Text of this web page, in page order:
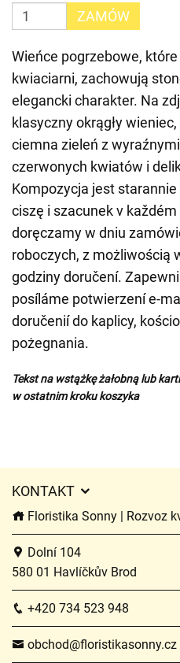
ZAMÓW
Wieńce pogrzebowe,
kwiaciarni, zachowują
elegancki charakter. Na
klasyczny okrągły
ciemna zieleń z
czerwonych kwiatów i
Kompozycja jest starannie
ciszę i szacunek v
doręczamy w dniu
roboczych, z możliwością
godziny doručení.
posíláme potwierzení e-
doručenií do kaplicy,
pożegnania.
Tekst na wstążkę żałobną lub
w ostatnim kroku koszyka
KONTAKT
Floristika Sonny | Rozvoz
Dolní 104
580 01 Havlíčkův Brod
+420 734 523 948
obchod@floristikasonny.cz